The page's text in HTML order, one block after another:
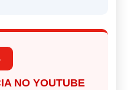
NO YOUTUBE